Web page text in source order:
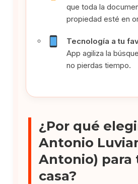
que toda la
propiedad esté en
Tecnología a tu
App agiliza la
no pierdas tiempo.
¿Por qué
Antonio
Antonio) para
casa?